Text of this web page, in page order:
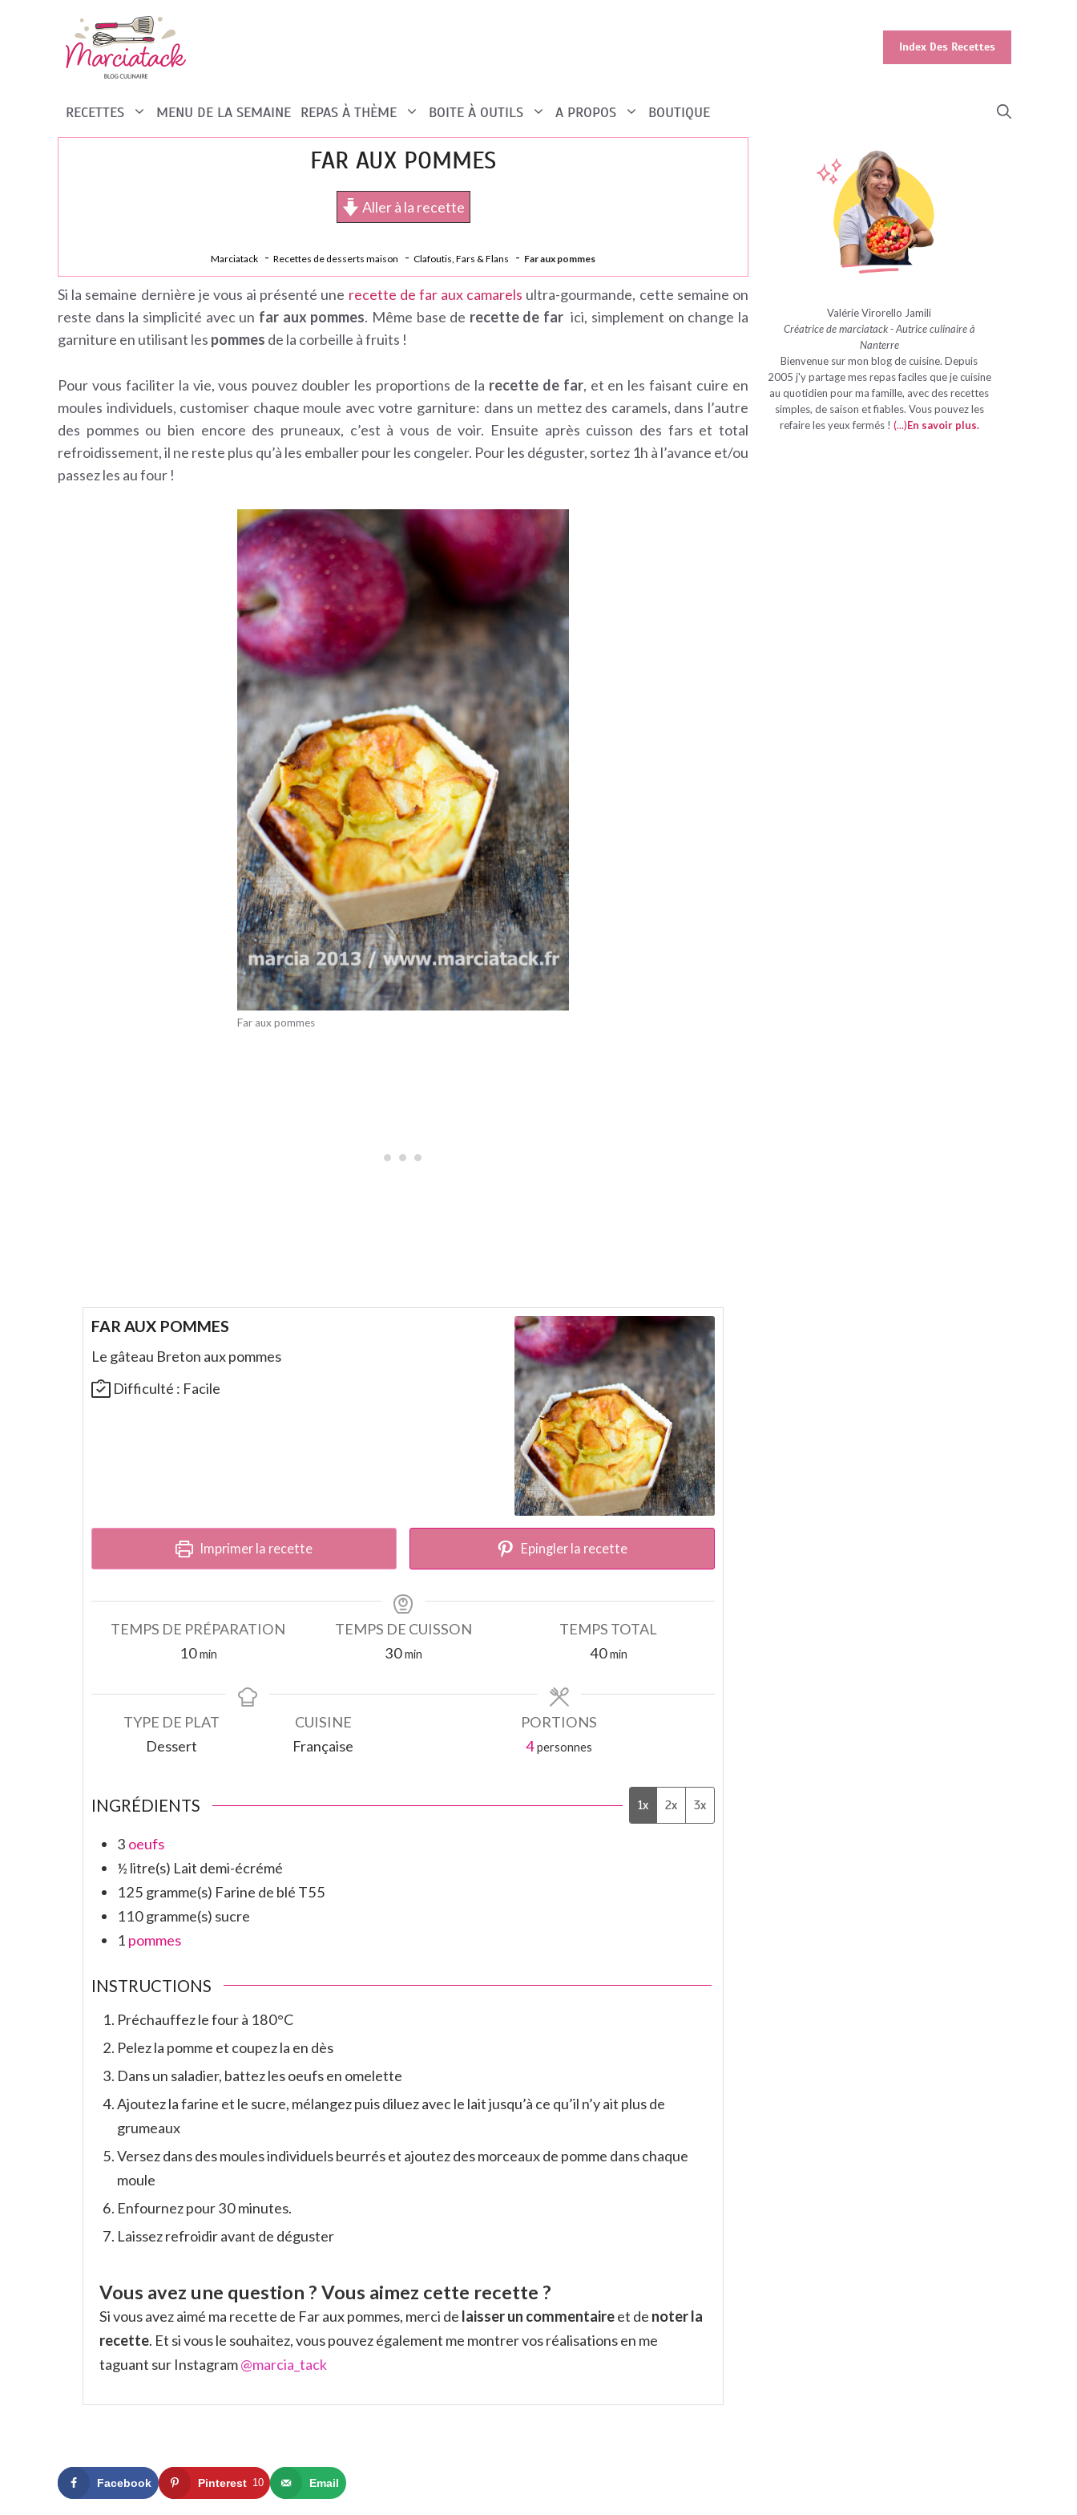
contenu
Index Des Recettes
RECETTES MENU DE LA SEMAINE REPAS À THÈME BOITE À OUTILS A PROPOS BOUTIQUE
FAR AUX POMMES
Aller à la recette
Marciatack Recettes de desserts maison Clafoutis, Fars & Flans Far aux pommes
Si la semaine dernière je vous ai présenté une recette de far aux camarels ultra-gourmande, cette semaine on
reste dans la simplicité avec un far aux pommes. Même base de recette de far ici, simplement on change la
garniture en utilisant les pommes de la corbeille à fruits !
Pour vous faciliter la vie, vous pouvez doubler les proportions de la recette de far, et en les faisant cuire en
moules individuels, customiser chaque moule avec votre garniture: dans un mettez des caramels, dans l’autre
des pommes ou bien encore des pruneaux, c’est à vous de voir. Ensuite après cuisson des fars et total
refroidissement, il ne reste plus qu’à les emballer pour les congeler. Pour les déguster, sortez 1h à l’avance et/ou
passez les au four !
Far aux pommes
FAR AUX POMMES
Le gâteau Breton aux pommes
Difficulté : Facile
Imprimer la recette Epingler la recette
TEMPS DE PRÉPARATION
10minutes
min
TEMPS DE CUISSON
30minutes
min
TEMPS TOTAL
40minutes
min
TYPE DE PLAT
Dessert
CUISINE
Française
PORTIONS
4personnes
INGRÉDIENTS 1x 2x 3x
3 oeufs
½litre(s) Lait demi-écrémé
125 gramme(s) Farine de blé T55
110gramme(s) sucre
1 pommes
INSTRUCTIONS
Préchauffez le four à 180°C
Pelez la pomme et coupez la en dès
Dans un saladier, battez les oeufs en omelette
Ajoutez la farine et le sucre, mélangez puis diluez avec le lait jusqu’à ce qu’il n’y ait plus de
grumeaux
Versez dans des moules individuels beurrés et ajoutez des morceaux de pomme dans chaque
moule
Enfournez pour 30 minutes.
Laissez refroidir avant de déguster
Vous avez une question ? Vous aimez cette recette ?
Si vous avez aimé ma recette de Far aux pommes, merci de laisser un commentaireet de noter la
recette. Et si vous le souhaitez, vous pouvez également me montrer vos réalisations en me
taguant sur Instagram@marcia_tack
Facebook Pinterest 10 Email
Valérie Virorello Jamili
Créatrice de marciatack - Autrice culinaire à
Nanterre
Bienvenue sur mon blog de cuisine. Depuis
2005 j'y partage mes repas faciles que je cuisine
au quotidien pour ma famille, avec des recettes
simples, de saison et fiables. Vous pouvez les
refaire les yeux fermés ! (...)En savoir plus.